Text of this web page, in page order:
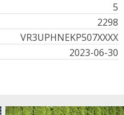
5
2298
VR3UPHNEKP507XXXX
2023-06-30